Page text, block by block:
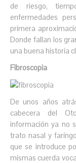
de riesgo,
enfermedades
primera
Donde fallan los
una buena historia
Fibroscopia
De unos años
cabecera del
información ya no
trato nasal y
que se introduce
mismas cuerda